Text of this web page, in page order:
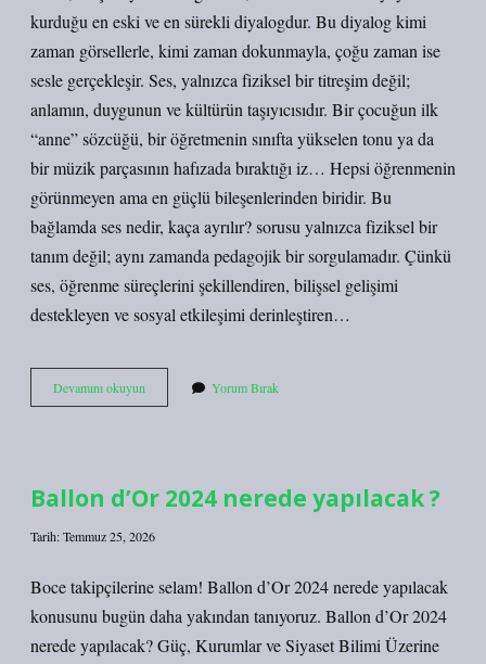
kurduğu en eski ve en sürekli diyalogdur. Bu diyalog kimi
zaman görsellerle, kimi zaman dokunmayla, çoğu zaman ise
sesle gerçekleşir. Ses, yalnızca fiziksel bir titreşim değil;
anlamın, duygunun ve kültürün taşıyıcısıdır. Bir çocuğun ilk
“anne” sözcüğü, bir öğretmenin sınıfta yükselen tonu ya da
bir müzik parçasının hafızada bıraktığı iz… Hepsi öğrenmenin
görünmeyen ama en güçlü bileşenlerinden biridir. Bu
bağlamda ses nedir, kaça ayrılır? sorusu yalnızca fiziksel bir
tanım değil; aynı zamanda pedagojik bir sorgulamadır. Çünkü
ses, öğrenme süreçlerini şekillendiren, bilişsel gelişimi
destekleyen ve sosyal etkileşimi derinleştiren…
Devamını okuyun
nedir,
Yorum Bırak
Ballon d’Or 2024 nerede yapılacak ?
Tarih: Temmuz 25, 2026
Boce takipçilerine selam! Ballon d’Or 2024 nerede yapılacak
konusunu bugün daha yakından tanıyoruz. Ballon d’Or 2024
nerede yapılacak? Güç, Kurumlar ve Siyaset Bilimi Üzerine